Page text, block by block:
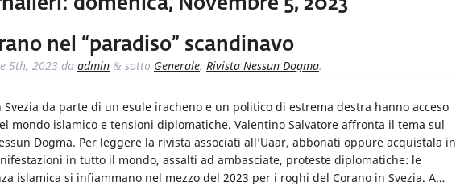
domenica, Novembre 5, 2023
nel “paradiso” scandinavo
5th, 2023 da admin & sotto Generale, Rivista Nessun Dogma.
da parte di un esule iracheno e un politico di estrema destra hanno acceso
mondo islamico e tensioni diplomatiche. Valentino Salvatore affronta il tema sul
Dogma. Per leggere la rivista associati all’Uaar, abbonati oppure acquistala in
in tutto il mondo, assalti ad ambasciate, proteste diplomatiche: le
islamica si infiammano nel mezzo del 2023 per i roghi del Corano in Svezia. A…